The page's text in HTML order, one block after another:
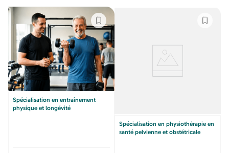
Spécialisation en entraînement
physique et longévité
Spécialisation en physiothérapie en
santé pelvienne et obstétricale